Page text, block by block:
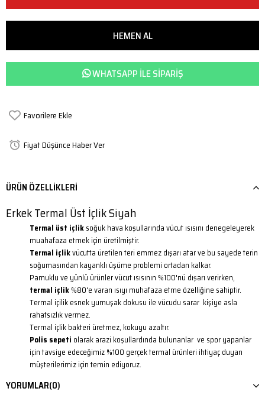
WHATSAPP ILE SIPARIŞ
Favorilere Ekle
Fiyat Düşünce Haber Ver
ÜRÜN ÖZELLIKLERI
Erkek Termal Üst İçlik Siyah
Termal üst içliksoğuk hava koşullarında vücut ısısını denegeleyerek
muahafaza etmek için üretilmiştir.
Termal içlikvücutta üretilen teri emmez dışarı atar ve bu sayede terin
soğumasından kayanklı üşüme problemi ortadan kalkar.
Pamuklu ve yünlü ürünler vücut ısısının %100'nü dışarı verirken,
termal içlik%80'e varan ısıyı muhafaza etme özelliğine sahiptir.
Termal içilik esnek yumuşak dokusu ile vücudu sarar kişiye asla
rahatsızlık vermez.
Termal içlik bakteri üretmez, kokuyu azaltır.
Polis sepeti olarak arazi koşullardında bulunanlar ve spor yapanlar
için tavsiye edeceğimiz %100 gerçek termal ürünleri ihtiyaç duyan
müşterilerimiz için temin ediyoruz.
YORUMLAR(0)